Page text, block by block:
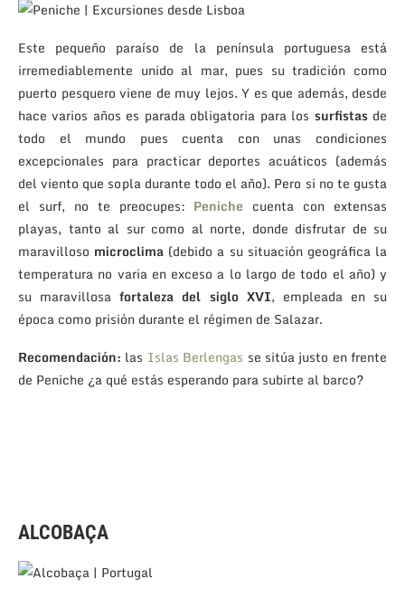
Este pequeño paraíso de la península portuguesa está
irremediablemente unido al mar, pues su tradición como
puerto pesquero viene de muy lejos. Y es que además, desde
hace varios años es parada obligatoria para los surfistasde
todo el mundo pues cuenta con unas condiciones
excepcionales para practicar deportes acuáticos (además
del viento que sopla durante todo el año). Pero si no te gusta
el surf, no te preocupes: Peniche cuenta con extensas
playas, tanto al sur como al norte, donde disfrutar de su
maravilloso microclima (debido a su situación geográfica la
temperatura no varia en exceso a lo largo de todo el año) y
su maravillosafortaleza del siglo XVI, empleada en su
época como prisión durante el régimen de Salazar.
Recomendación: las Islas Berlengas se sitúa justo en frente
de Peniche ¿a qué estás esperando para subirte al barco?
ALCOBAÇA